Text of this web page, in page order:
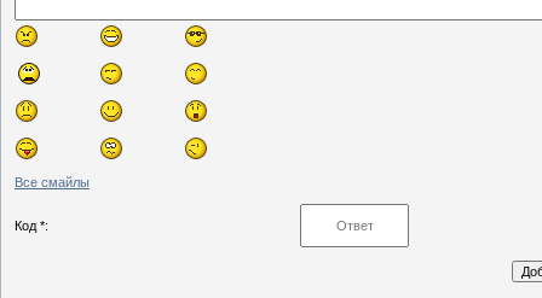
Все смайлы
Код *: